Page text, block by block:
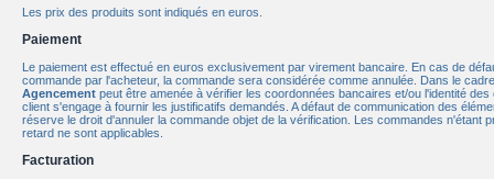
Les prix des produits sont indiqués en euros.
Paiement
Le paiement est effectué en euros exclusivement par virement bancaire. En cas de
commande par l'acheteur, la commande sera considérée comme annulée. Dans le
Agencement peut être amenée à vérifier les coordonnées bancaires et/ou l'identité
client s'engage à fournir les justificatifs demandés. A défaut de communication des
réserve le droit d'annuler la commande objet de la vérification. Les commandes
retard ne sont applicables.
Facturation